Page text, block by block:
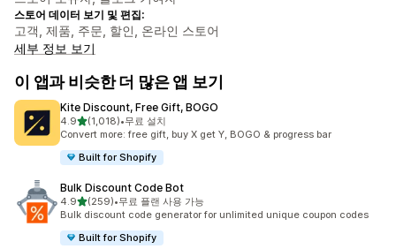
스토어 데이터 보기 및 편집:
고객, 제품, 주문, 할인, 온라인 스토어
세부 정보 보기
이 앱과 비슷한 더 많은 앱 보기
Kite Discount, Free Gift, BOGO
4.9별 5개 중
(1,018)
총 리뷰 1018개
•무료 설치
Convert more: free gift, buy X get Y, BOGO & progress bar
Built for Shopify
Bulk Discount Code Bot
4.9별 5개 중
(259)
총 리뷰 259개
•무료 플랜 사용 가능
Bulk discount code generator for unlimited unique coupon codes
Built for Shopify